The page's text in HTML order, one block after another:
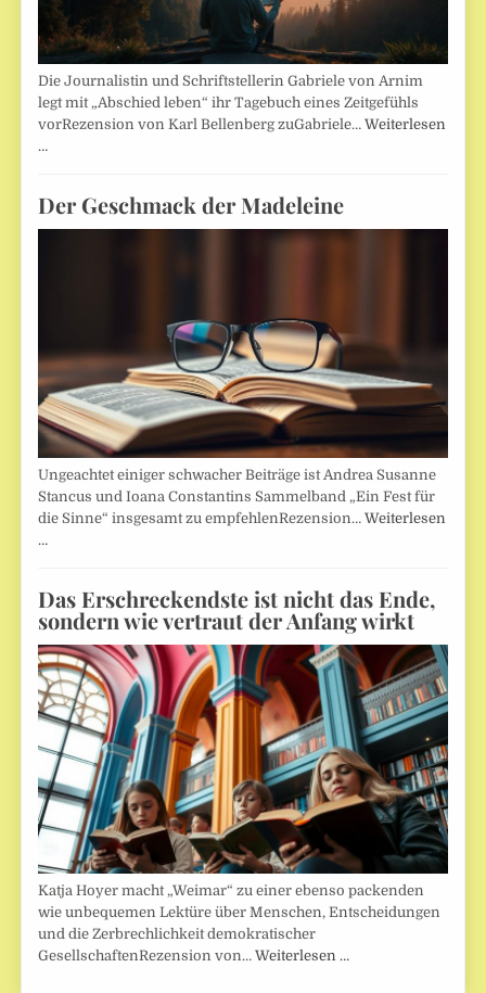
Die Journalistin und Schriftstellerin Gabriele von Arnim
legt mit „Abschied leben“ ihr Tagebuch eines Zeitgefühls
vorRezension von Karl Bellenberg zuGabriele…Weiterlesen
…
Der Geschmack der Madeleine
Ungeachtet einiger schwacher Beiträge ist Andrea Susanne
Stancus und Ioana Constantins Sammelband „Ein Fest für
die Sinne“ insgesamt zu empfehlenRezension…Weiterlesen
…
Das Erschreckendste ist nicht das Ende,
sondern wie vertraut der Anfang wirkt
Katja Hoyer macht „Weimar“ zu einer ebenso packenden
wie unbequemen Lektüre über Menschen, Entscheidungen
und die Zerbrechlichkeit demokratischer
GesellschaftenRezension von…Weiterlesen …